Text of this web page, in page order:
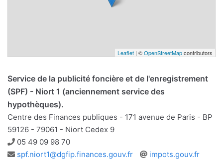
Leaflet | ©OpenStreetMapcontributors
Service de la publicité foncière et de l'enregistrement
(SPF) - Niort 1 (anciennement service des
hypothèques).
Centre des Finances publiques - 171 avenue de Paris - BP
59126 - 79061 - Niort Cedex 9
Téléphone
05 49 09 98 70
Adresse
spf.niort1@dgfip.finances.gouv.fr
Site
impots.gouv.fr